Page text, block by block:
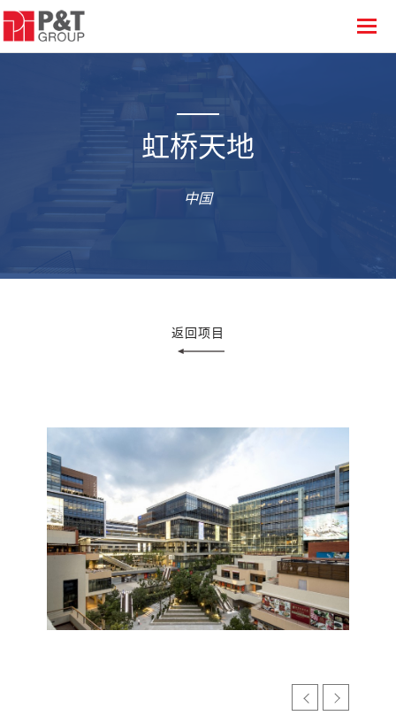
虹桥天地
中国
返回项目